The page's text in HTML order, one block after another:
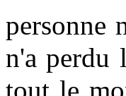
personne
n'a perdu